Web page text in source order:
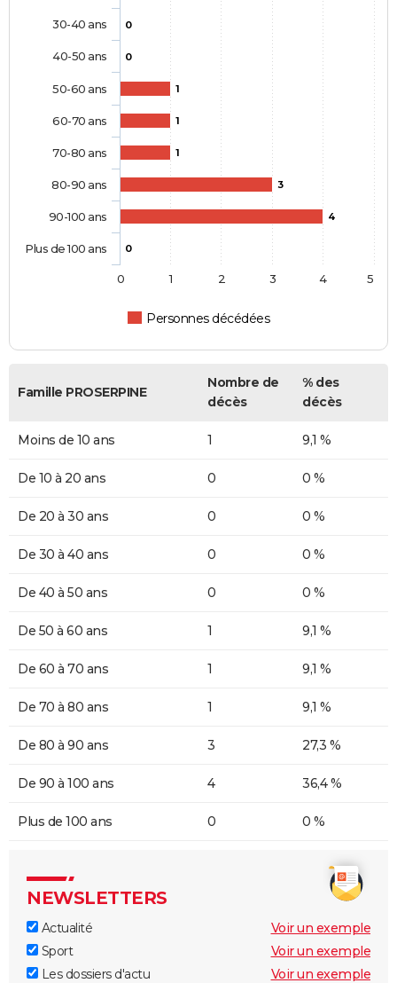
0
0
1
1
1
3
4
0
Personnes décédées
30-40 ans
40-50 ans
50-60 ans
60-70 ans
70-80 ans
80-90 ans
90-100 ans
Plus de 100 ans
0 1 2 3 4 5
Famille PROSERPINE
Nombre de
décès
% des
décès
Moins de 10 ans 1 9,1 %
De 10 à 20 ans 0 0 %
De 20 à 30 ans 0 0 %
De 30 à 40 ans 0 0 %
De 40 à 50 ans 0 0 %
De 50 à 60 ans 1 9,1 %
De 60 à 70 ans 1 9,1 %
De 70 à 80 ans 1 9,1 %
De 80 à 90 ans 3 27,3 %
De 90 à 100 ans 4 36,4 %
Plus de 100 ans 0 0 %
NEWSLETTERS
Actualité
Voir un exemple
Sport
Voir un exemple
Les dossiers d'actu
Voir un exemple